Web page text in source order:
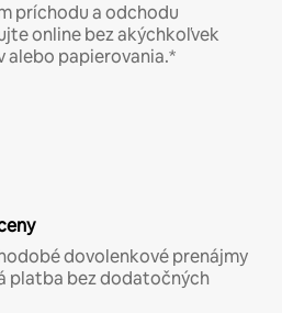
príchodu a odchodu
online bez akýchkoľvek
alebo papierovania.*
dovolenkové prenájmy
platba bez dodatočných